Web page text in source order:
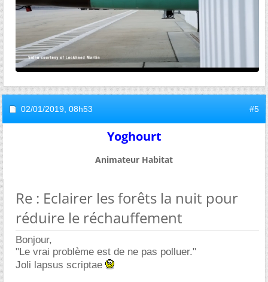
02/01/2019, 08h53 #5
Yoghourt
Animateur Habitat
Re : Eclairer les forêts la nuit pour
réduire le réchauffement
Bonjour,
"Le vrai problème est de ne pas polluer."
Joli lapsus scriptae